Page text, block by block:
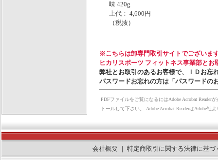
味 420g
上代： 4,600円
（税抜）
※こちらは卸専門取引サイトでございま
ヒカリスポーツ フィットネス事業部と
弊社とお取引のあるお客様で、ＩＤお忘
パスワードお忘れの方は「パスワードの
PDFファイルをご覧になるにはAdobe Acrobat Reader
トールして下さい。 Adobe Acrobat ReaderはAdobe
会社概要｜ 特定商取引に関する法律に基づ